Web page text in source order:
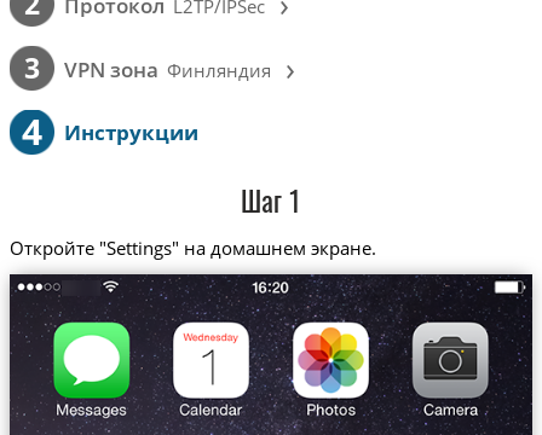
L2TP/IPSec
3 VPN зона Финляндия ›
4 Инструкции
Шаг 1
Откройте "Settings" на домашнем экране.